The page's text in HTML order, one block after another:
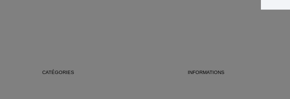
CATÉGORIES INFORMATIONS